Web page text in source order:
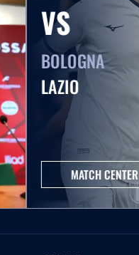
VS
BOLOGNA
LAZIO
MATCH CENTER